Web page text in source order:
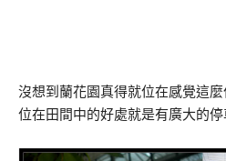
沒想到蘭花園真得就位在感覺這
位在田間中的好處就是有廣大的